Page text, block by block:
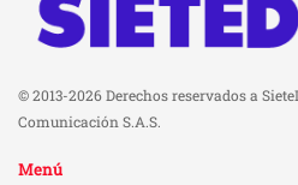
© 2013-2026 Derechos reservados a
Comunicación S.A.S.
Menú